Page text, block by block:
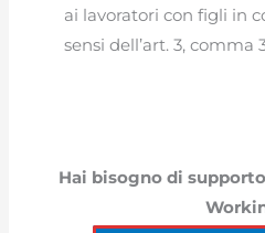
ai lavoratori con figli in
sensi dell’art. 3, comma
Hai bisogno di